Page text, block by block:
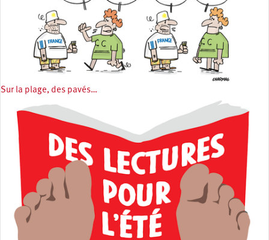
Sur la plage, des pavés…